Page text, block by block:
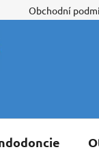
Obchodní